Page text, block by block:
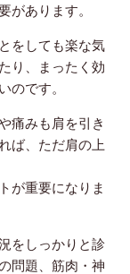
があります。
をしても楽な気
り、まったく効
のです。
痛みも肩を引き
ば、ただ肩の上
が重要になりま
をしっかりと診
問題、筋肉・神